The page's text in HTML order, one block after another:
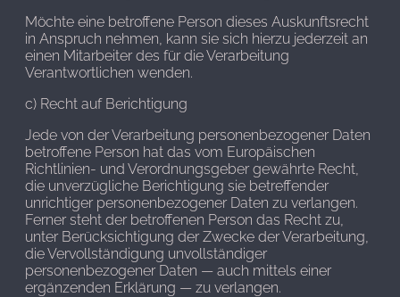
Möchte eine betroffene Person dieses Auskunftsrecht
in Anspruch nehmen, kann sie sich hierzu jederzeit an
einen Mitarbeiter des für die Verarbeitung
Verantwortlichen wenden.
c) Recht auf Berichtigung
Jede von der Verarbeitung personenbezogener Daten
betroffene Person hat das vom Europäischen
Richtlinien- und Verordnungsgeber gewährte Recht,
die unverzügliche Berichtigung sie betreffender
unrichtiger personenbezogener Daten zu verlangen.
Ferner steht der betroffenen Person das Recht zu,
unter Berücksichtigung der Zwecke der Verarbeitung,
die Vervollständigung unvollständiger
personenbezogener Daten — auch mittels einer
ergänzenden Erklärung — zu verlangen.